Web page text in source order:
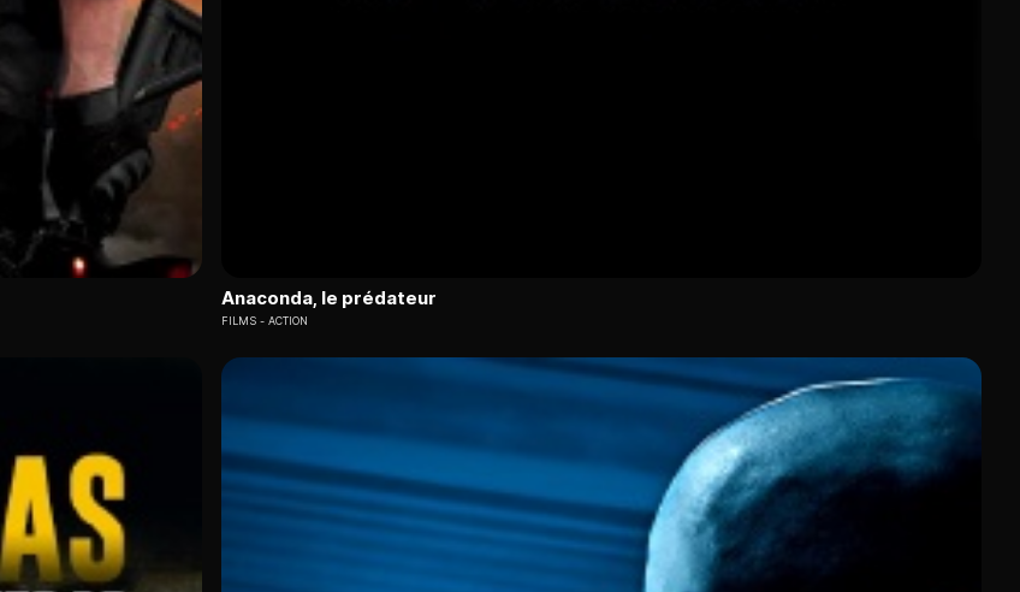
Anaconda, le prédateur
FILMS ACTION